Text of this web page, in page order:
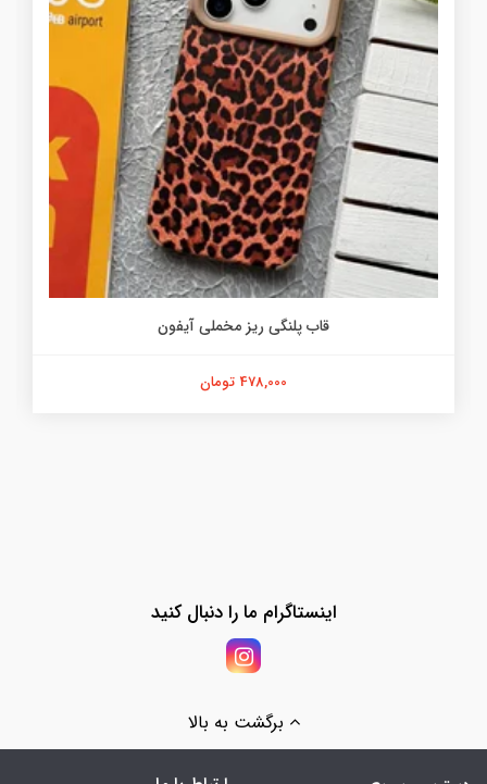
قاب پلنگی ریز مخملی آیفون
478,000 تومان
اینستاگرام ما را دنبال کنید
برگشت به بالا